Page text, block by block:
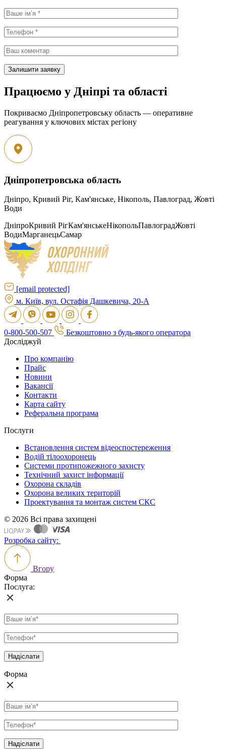
Працюємо у Дніпрі та області
Покриваємо Дніпропетровську область — оперативне
реагування у ключових містах регіону
Дніпропетровська область
Дніпро, Кривий Ріг, Кам'янське, Нікополь, Павлоград, Жовті
Води
ДніпроКривий РігКам'янськеНікопольПавлоградЖовті
ВодиМарганецьСамар
[email protected]
м. Київ, вул. Остафія Дашкевича, 20-А
0-800-500-507
Безкоштовно з будь-якого оператора
Досліджуй
Про компанію
Прайс
Новини
Вакансії
Контакти
Карта сайту
Реферальна програма
Послуги
Встановлення систем відеоспостереження
Водій тілоохоронець
Системи протипожежного захисту
Технічний захист інформації
Охорона складів
Охорона великих територій
Проектування та монтаж систем СКС
© 2026 Всі права захищені
Розробка сайту:
Вгору
Форма
Послуга:
Форма